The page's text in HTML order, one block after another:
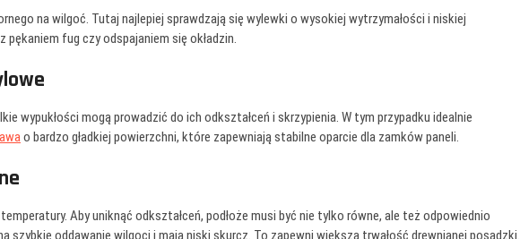
na wilgoć. Tutaj najlepiej sprawdzają się wylewki o wysokiej wytrzymałości i niskiej
fug czy odspajaniem się okładzin.
wypukłości mogą prowadzić do ich odkształceń i skrzypienia. W tym przypadku idealnie
o bardzo gładkiej powierzchni, które zapewniają stabilne oparcie dla zamków paneli.
Aby uniknąć odkształceń, podłoże musi być nie tylko równe, ale też odpowiednio
szybkie oddawanie wilgoci i mają niski skurcz. To zapewni większą trwałość drewnianej posadzki.